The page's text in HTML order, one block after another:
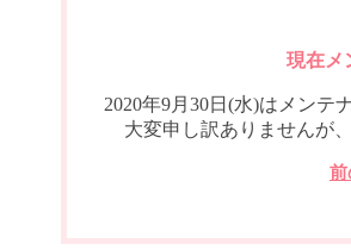
現在メ
2020年9月30日(水)はメンテ
大変申し訳ありませんが
前